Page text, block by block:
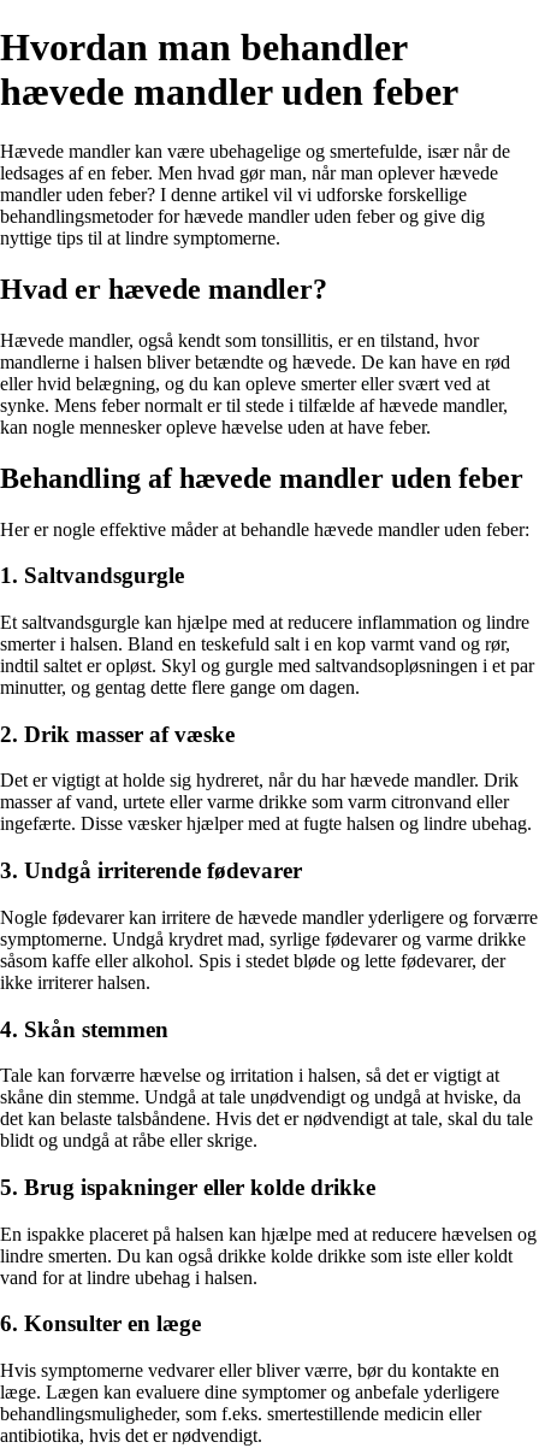
Hvordan man behandler
hævede mandler uden feber
Hævede mandler kan være ubehagelige og smertefulde, især når de
ledsages af en feber. Men hvad gør man, når man oplever hævede
mandler uden feber? I denne artikel vil vi udforske forskellige
behandlingsmetoder for hævede mandler uden feber og give dig
nyttige tips til at lindre symptomerne.
Hvad er hævede mandler?
Hævede mandler, også kendt som tonsillitis, er en tilstand, hvor
mandlerne i halsen bliver betændte og hævede. De kan have en rød
eller hvid belægning, og du kan opleve smerter eller svært ved at
synke. Mens feber normalt er til stede i tilfælde af hævede mandler,
kan nogle mennesker opleve hævelse uden at have feber.
Behandling af hævede mandler uden feber
Her er nogle effektive måder at behandle hævede mandler uden feber:
1. Saltvandsgurgle
Et saltvandsgurgle kan hjælpe med at reducere inflammation og lindre
smerter i halsen. Bland en teskefuld salt i en kop varmt vand og rør,
indtil saltet er opløst. Skyl og gurgle med saltvandsopløsningen i et par
minutter, og gentag dette flere gange om dagen.
2. Drik masser af væske
Det er vigtigt at holde sig hydreret, når du har hævede mandler. Drik
masser af vand, urtete eller varme drikke som varm citronvand eller
ingefærte. Disse væsker hjælper med at fugte halsen og lindre ubehag.
3. Undgå irriterende fødevarer
Nogle fødevarer kan irritere de hævede mandler yderligere og forværre
symptomerne. Undgå krydret mad, syrlige fødevarer og varme drikke
såsom kaffe eller alkohol. Spis i stedet bløde og lette fødevarer, der
ikke irriterer halsen.
4. Skån stemmen
Tale kan forværre hævelse og irritation i halsen, så det er vigtigt at
skåne din stemme. Undgå at tale unødvendigt og undgå at hviske, da
det kan belaste talsbåndene. Hvis det er nødvendigt at tale, skal du tale
blidt og undgå at råbe eller skrige.
5. Brug ispakninger eller kolde drikke
En ispakke placeret på halsen kan hjælpe med at reducere hævelsen og
lindre smerten. Du kan også drikke kolde drikke som iste eller koldt
vand for at lindre ubehag i halsen.
6. Konsulter en læge
Hvis symptomerne vedvarer eller bliver værre, bør du kontakte en
læge. Lægen kan evaluere dine symptomer og anbefale yderligere
behandlingsmuligheder, som f.eks. smertestillende medicin eller
antibiotika, hvis det er nødvendigt.